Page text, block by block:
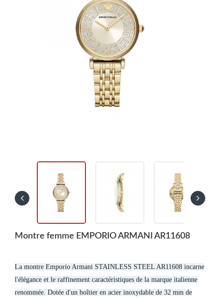
Montre femme EMPORIO ARMANI AR11608
La montre Emporio Armani STAINLESS STEEL AR11608 incarne
l'élégance et le raffinement caractéristiques de la marque italienne
renommée. Dotée d'un boîtier en acier inoxydable de 32 mm de